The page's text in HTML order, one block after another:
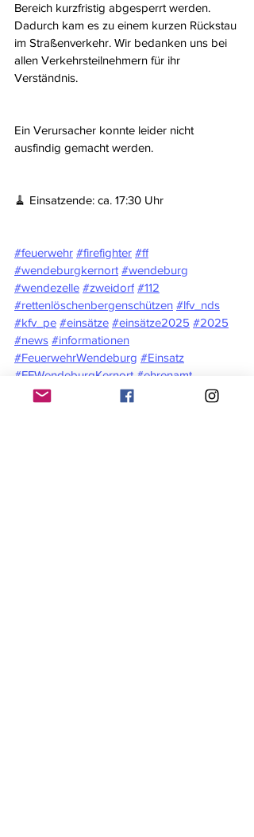
Bereich kurzfristig abgesperrt werden.
Dadurch kam es zu einem kurzen Rückstau
im Straßenverkehr. Wir bedanken uns bei
allen Verkehrsteilnehmern für ihr
Verständnis.
Ein Verursacher konnte leider nicht
ausfindig gemacht werden.
🧹 Einsatzende: ca. 17:30 Uhr
#feuerwehr #firefighter #ff
#wendeburgkernort #wendeburg
#wendezelle #zweidorf #112
#rettenlöschenbergenschützen #lfv_nds
#kfv_pe #einsätze #einsätze2025 #2025
#news #informationen
#FeuerwehrWendeburg #Einsatz
#FFWendeburgKernort #ehrenamt